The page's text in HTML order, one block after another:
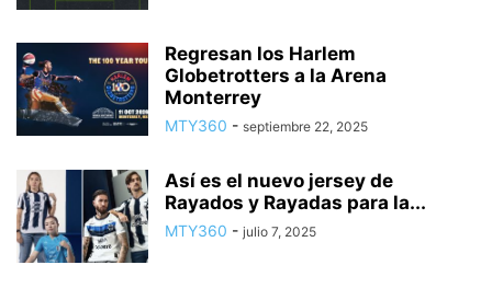
Regresan los Harlem
Globetrotters a la Arena
Monterrey
MTY360 - septiembre 22, 2025
Así es el nuevo jersey de
Rayados y Rayadas para la...
MTY360 - julio 7, 2025